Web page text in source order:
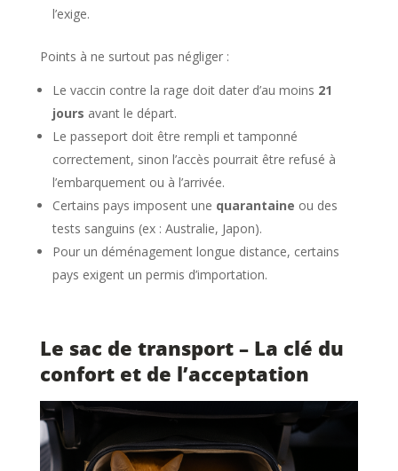
l’exige.
Points à ne surtout pas négliger :
Le vaccin contre la rage doit dater d’au moins 21
jours avant le départ.
Le passeport doit être rempli et tamponné
correctement, sinon l’accès pourrait être refusé à
l’embarquement ou à l’arrivée.
Certains pays imposent une quarantaine ou des
tests sanguins (ex : Australie, Japon).
Pour un déménagement longue distance, certains
pays exigent un permis d’importation.
Le sac de transport – La clé du
confort et de l’acceptation